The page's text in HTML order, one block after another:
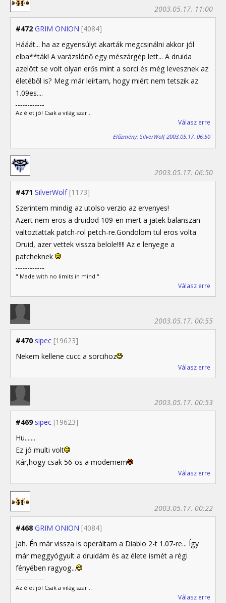
#472 GRIM ONION [4084]
2003.05.17. 11:00
Hááát... ha az egyensúlyt akarták megcsinálni akkor jól
elba**ták! A varázslónő egy mészárgép lett... A druida
azelött se volt olyan erős mint a sorci és még levesznek az
életéből is? Meg már leírtam, hogy miért nem tetszik az
1.09es....
Az élet jó! Csak a világ szar...
Válasz erre
Előzmény: SilverWolf 2003.05.17. 06:50
#471 SilverWolf [1173]
2003.05.17. 06:50
Szerintem mindig az utolso verzio az ervenyes!
Azert nem eros a druidod 109-en mert a jatek balanszan
valtoztattak patch-rol petch-re.Gondolom tul eros volta
Druid, azer vettek vissza belole!!!!! Az e lenyege a
patcheknek
" Made with no limits in mind "
Válasz erre
#470 sipec [19623]
2003.05.17. 00:55
Nekem kellene cucc a sorcihoz
Válasz erre
#469 sipec [19623]
2003.05.17. 00:53
Hu.......
Ez jó multi volt
Kár,hogy csak 56-os a modemem
Válasz erre
#468 GRIM ONION [4084]
2003.05.17. 00:22
Jah. Én már vissza is operáltam a Diablo 2-t 1.07-re... Így
már meggyógyult a druidám és az élete ismét a régi
fényében ragyog...
Az élet jó! Csak a világ szar...
Válasz erre